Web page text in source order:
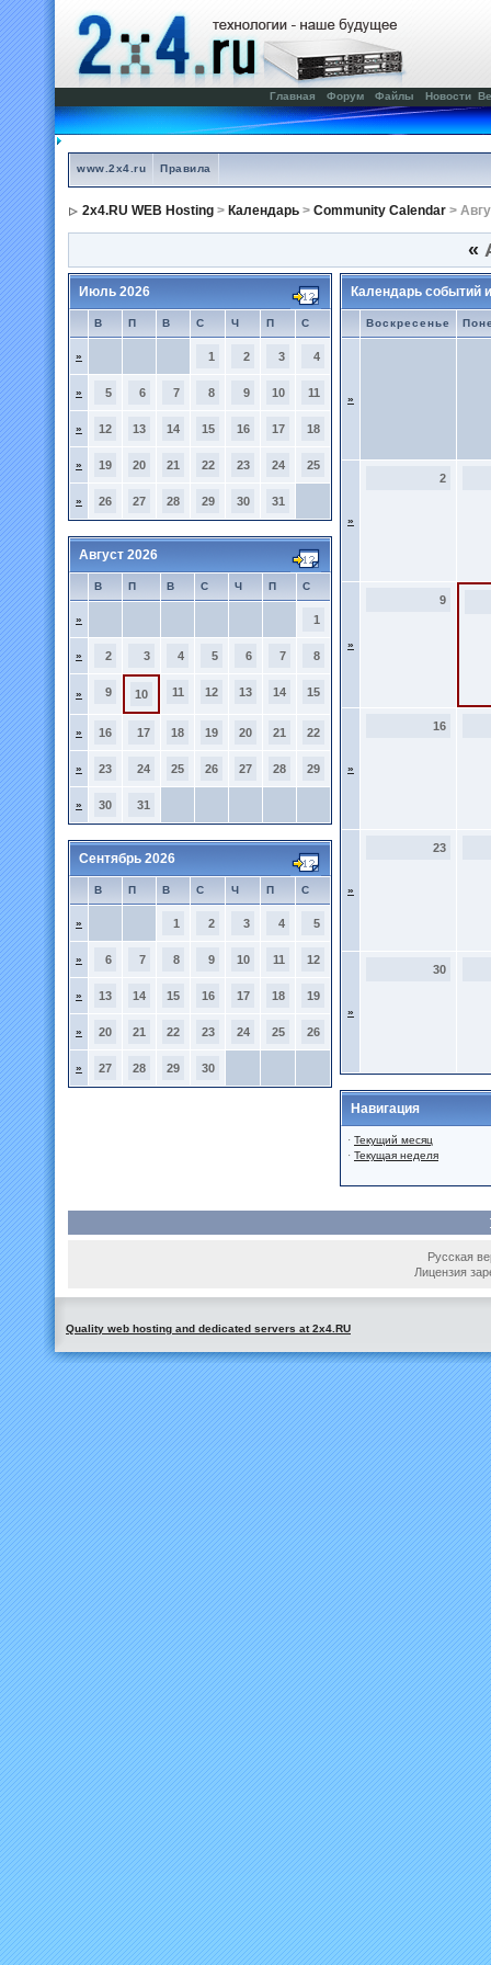
Главная Форум Файлы Новости
www.2x4.ru Правила
2x4.RU WEB Hosting > Календарь > Community Calendar >
«
Июль 2026
В П В С Ч П С
» 1 2 3 4
» 5 6 7 8 9 10 11
» 12 13 14 15 16 17 18
» 19 20 21 22 23 24 25
» 26 27 28 29 30 31
Август 2026
В П В С Ч П С
» 1
» 2 3 4 5 6 7 8
» 9 10 11 12 13 14 15
» 16 17 18 19 20 21 22
» 23 24 25 26 27 28 29
» 30 31
Сентябрь 2026
В П В С Ч П С
» 1 2 3 4 5
» 6 7 8 9 10 11 12
» 13 14 15 16 17 18 19
» 20 21 22 23 24 25 26
» 27 28 29 30
Календарь событий
Воскресенье
»
»
2
»
9
»
16
»
23
»
30
Навигация
· Текущий месяц
· Текущая неделя
Русская
Лицензия
Quality web hosting and dedicated servers at 2x4.RU